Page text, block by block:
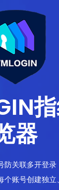
器
关联多开登录
个账号创建独立